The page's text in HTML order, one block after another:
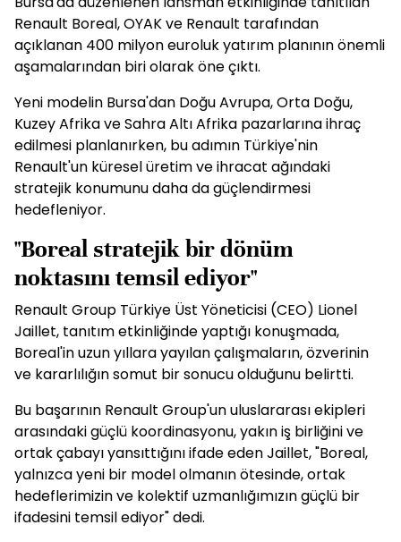
Renault Boreal, OYAK ve Renault tarafından
açıklanan 400 milyon euroluk yatırım planının önemli
aşamalarından biri olarak öne çıktı.
Yeni modelin Bursa'dan Doğu Avrupa, Orta Doğu,
Kuzey Afrika ve Sahra Altı Afrika pazarlarına ihraç
edilmesi planlanırken, bu adımın Türkiye'nin
Renault'un küresel üretim ve ihracat ağındaki
stratejik konumunu daha da güçlendirmesi
hedefleniyor.
"Boreal stratejik bir dönüm
noktasını temsil ediyor"
Renault Group Türkiye Üst Yöneticisi (CEO) Lionel
Jaillet, tanıtım etkinliğinde yaptığı konuşmada,
Boreal'in uzun yıllara yayılan çalışmaların, özverinin
ve kararlılığın somut bir sonucu olduğunu belirtti.
Bu başarının Renault Group'un uluslararası ekipleri
arasındaki güçlü koordinasyonu, yakın iş birliğini ve
ortak çabayı yansıttığını ifade eden Jaillet, "Boreal,
yalnızca yeni bir model olmanın ötesinde, ortak
hedeflerimizin ve kolektif uzmanlığımızın güçlü bir
ifadesini temsil ediyor" dedi.